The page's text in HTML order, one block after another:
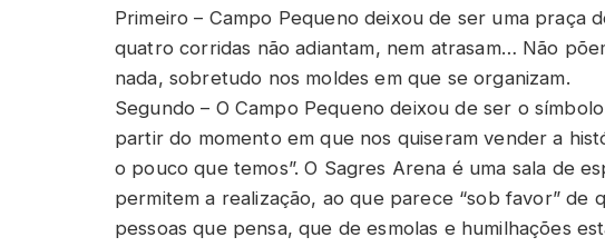
Primeiro – Campo Pequeno deixou de ser uma praça
quatro corridas não adiantam, nem atrasam… Não
nada, sobretudo nos moldes em que se organizam.
Segundo – O Campo Pequeno deixou de ser o
partir do momento em que nos quiseram vender a
o pouco que temos”. O Sagres Arena é uma sala de
permitem a realização, ao que parece “sob favor” de
pessoas que pensa, que de esmolas e humilhações